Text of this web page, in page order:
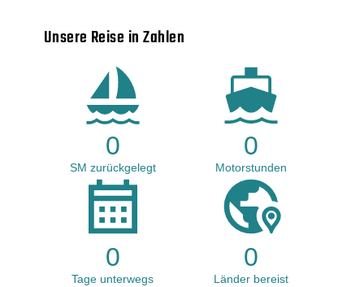
rUnsere Reise in Zahlen
0
SM zurückgelegt
0
Motorstunden
0
Tage unterwegs
0
Länder bereist